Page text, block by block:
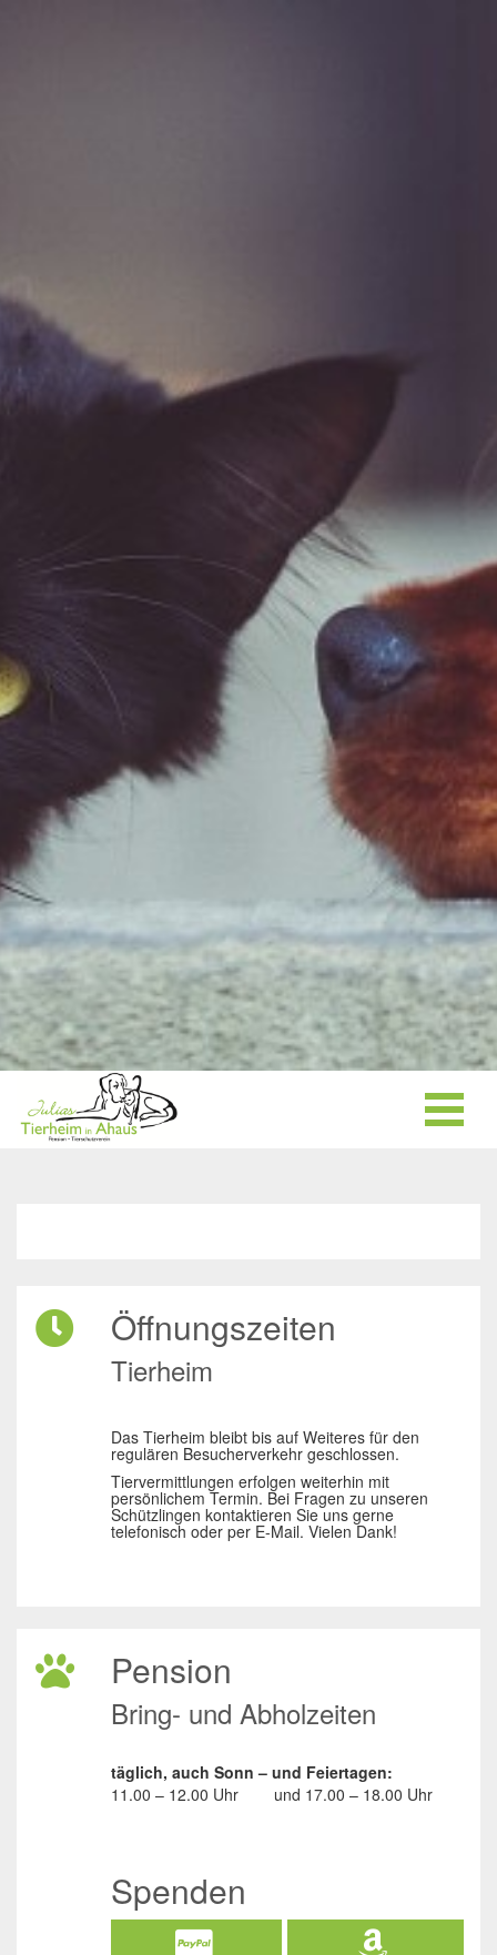
Öffnungszeiten
Tierheim
Das Tierheim bleibt bis auf Weiteres für den
regulären Besucherverkehr geschlossen.
Tiervermittlungen erfolgen weiterhin mit
persönlichem Termin. Bei Fragen zu unseren
Schützlingen kontaktieren Sie uns gerne
telefonisch oder per E-Mail. Vielen Dank!
Pension
Bring- und Abholzeiten
täglich, auch Sonn – und Feiertagen:
11.00 – 12.00 Uhr
und 17.00 – 18.00 Uhr
Spenden